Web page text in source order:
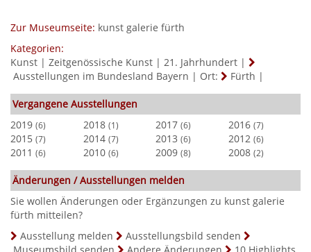
Zur Museumseite: kunst galerie fürth
Kategorien:
Kunst | Zeitgenössische Kunst | 21. Jahrhundert |
Ausstellungen im Bundesland Bayern | Ort: Fürth |
Vergangene Ausstellungen
2019 (6) 2018 (1) 2017 (6) 2016 (7)
2015 (7) 2014 (7) 2013 (6) 2012 (6)
2011 (6) 2010 (6) 2009 (8) 2008 (2)
Änderungen / Ausstellungen melden
Sie wollen Änderungen oder Ergänzungen zu kunst galerie
fürth mitteilen?
Ausstellung melden
Ausstellungsbild senden
Museumsbild senden
Andere Änderungen 10 Highlights